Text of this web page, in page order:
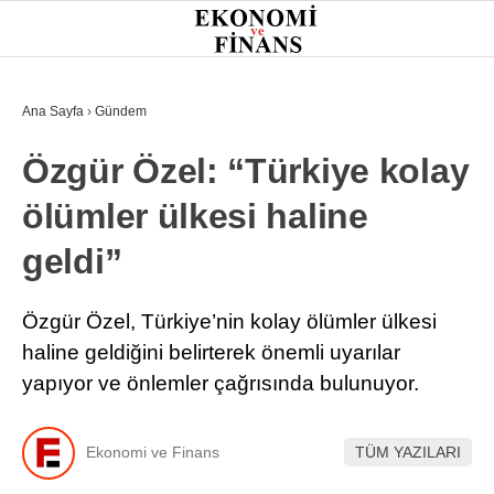
25.1°
GÜNDEM
EKONOMI
FINANS
BORSA
KRIPTO
TEKNOLOJI
Ana Sayfa › Gündem
Özgür Özel: “Türkiye kolay
ölümler ülkesi haline
geldi”
Özgür Özel, Türkiye’nin kolay ölümler ülkesi
haline geldiğini belirterek önemli uyarılar
yapıyor ve önlemler çağrısında bulunuyor.
Ekonomi ve Finans TÜM YAZILARI